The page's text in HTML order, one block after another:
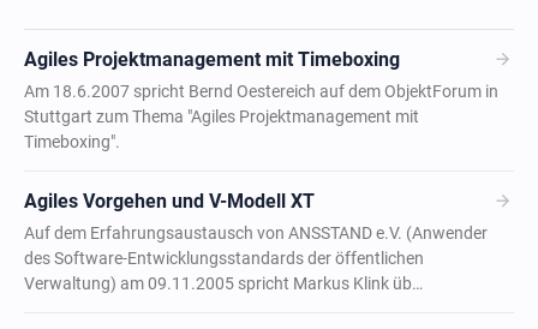
Agiles Projektmanagement mit Timeboxing arrow_forward
Am 18.6.2007 spricht Bernd Oestereich auf dem ObjektForum in
Stuttgart zum Thema "Agiles Projektmanagement mit
Timeboxing".
Agiles Vorgehen und V-Modell XT arrow_forward
Auf dem Erfahrungsaustausch von ANSSTAND e.V. (Anwender
des Software-Entwicklungsstandards der öffentlichen
Verwaltung) am 09.11.2005 spricht Markus Klink üb…